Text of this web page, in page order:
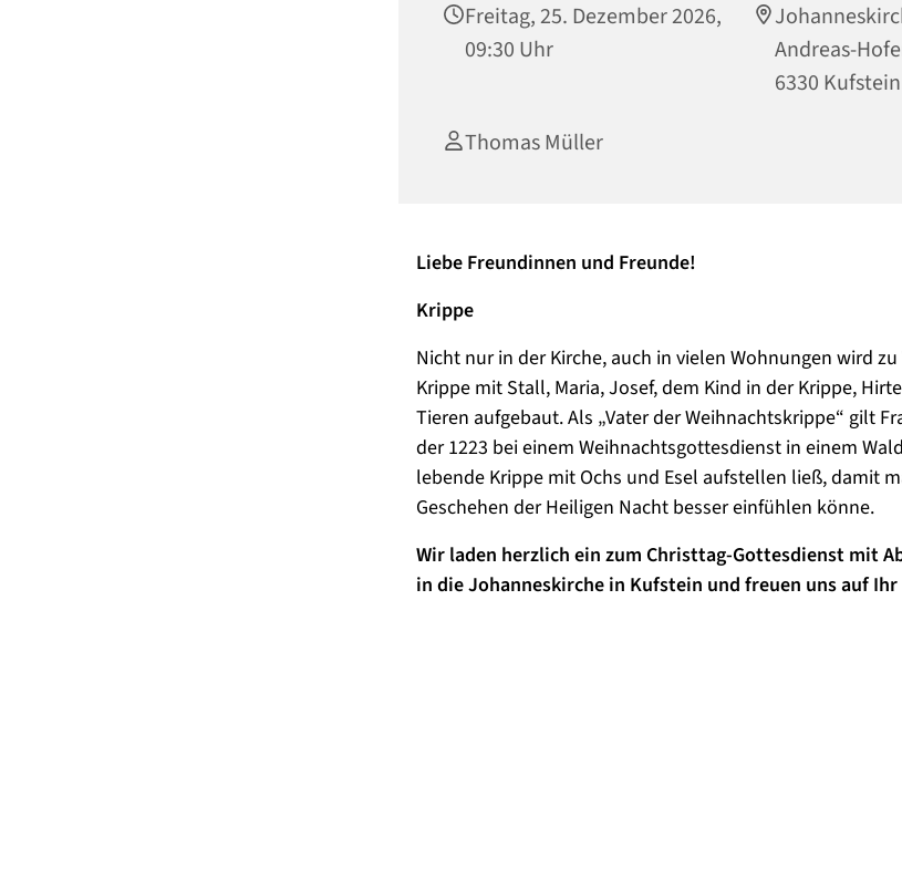
Freitag, 25. Dezember 2026,
09:30 Uhr
Andreas-
6330 Kufstein
Thomas Müller
Liebe Freundinnen und Freunde!
Krippe
Nicht nur in der Kirche, auch in vielen Wohnungen wird
Krippe mit Stall, Maria, Josef, dem Kind in der Krippe,
Tieren aufgebaut. Als „Vater der Weihnachtskrippe“ gilt
der 1223 bei einem Weihnachtsgottesdienst in einem
lebende Krippe mit Ochs und Esel aufstellen ließ, damit
Geschehen der Heiligen Nacht besser einfühlen könne.
Wir laden herzlich ein zum Christtag-Gottesdienst mit
in die Johanneskirche in Kufstein und freuen uns auf